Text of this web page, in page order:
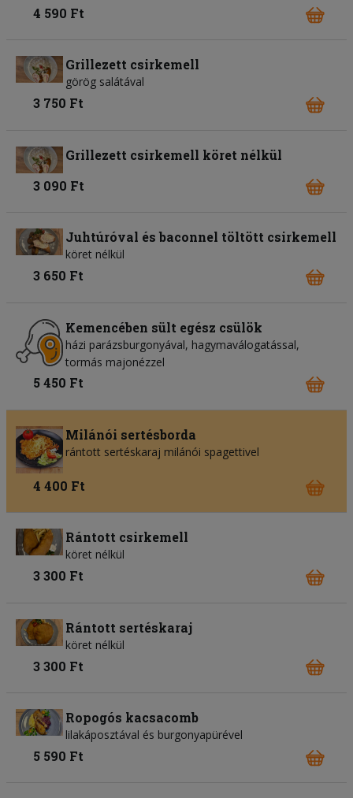
4 590 Ft
Grillezett csirkemell
görög salátával
3 750 Ft
Grillezett csirkemell köret nélkül
3 090 Ft
Juhtúróval és baconnel töltött csirkemell
köret nélkül
3 650 Ft
Kemencében sült egész csülök
házi parázsburgonyával, hagymaválogatással,
tormás majonézzel
5 450 Ft
Milánói sertésborda
rántott sertéskaraj milánói spagettivel
4 400 Ft
Rántott csirkemell
köret nélkül
3 300 Ft
Rántott sertéskaraj
köret nélkül
3 300 Ft
Ropogós kacsacomb
lilakáposztával és burgonyapürével
5 590 Ft